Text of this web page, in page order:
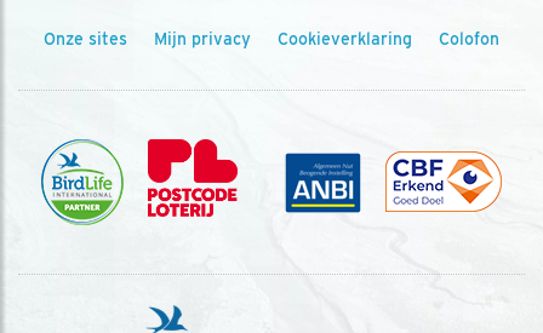
Onze sites Mijn privacy Cookieverklaring Colofon